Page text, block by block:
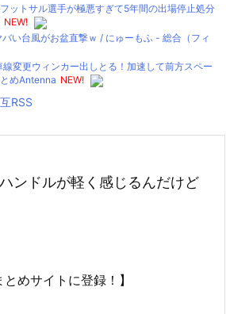
ットサル選手が極悪すぎて5年間の出場停止処分
NEW!
バい台風がお盆直撃ｗ / にゅーもふ - 総合（フィ
変更ウィンカー出しとる！加速して前方スペー
めAntenna NEW!
RSS
ンドルが軽く感じるんだけど
めサイトに登録！】